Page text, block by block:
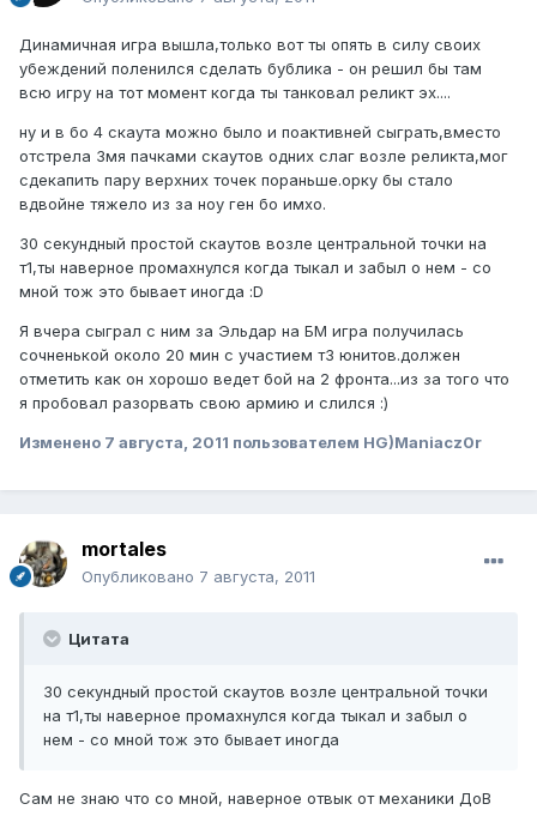
Динамичная игра вышла,только вот ты опять в силу своих
убеждений поленился сделать бублика - он решил бы там
всю игру на тот момент когда ты танковал реликт эх....
ну и в бо 4 скаута можно было и поактивней сыграть,вместо
отстрела 3мя пачками скаутов одних слаг возле реликта,мог
сдекапить пару верхних точек пораньше.орку бы стало
вдвойне тяжело из за ноу ген бо имхо.
30 секундный простой скаутов возле центральной точки на
т1,ты наверное промахнулся когда тыкал и забыл о нем - со
мной тож это бывает иногда :D
Я вчера сыграл с ним за Эльдар на БМ игра получилась
сочненькой около 20 мин с участием т3 юнитов.должен
отметить как он хорошо ведет бой на 2 фронта...из за того что
я пробовал разорвать свою армию и слился :)
Изменено 7 августа, 2011 пользователем HG)Maniacz0r
mortales
Опубликовано 7 августа, 2011
Цитата
30 секундный простой скаутов возле центральной точки
на т1,ты наверное промахнулся когда тыкал и забыл о
нем - со мной тож это бывает иногда
Сам не знаю что со мной, наверное отвык от механики ДоВ